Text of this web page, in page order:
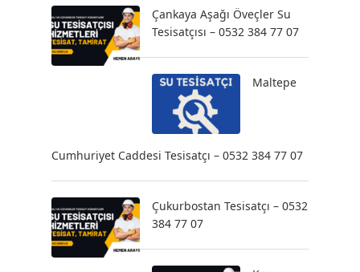
Çankaya Aşağı Öveçler Su
Tesisatçısı – 0532 384 77 07
Maltepe
Cumhuriyet Caddesi Tesisatçı – 0532 384 77 07
Çukurbostan Tesisatçı – 0532
384 77 07